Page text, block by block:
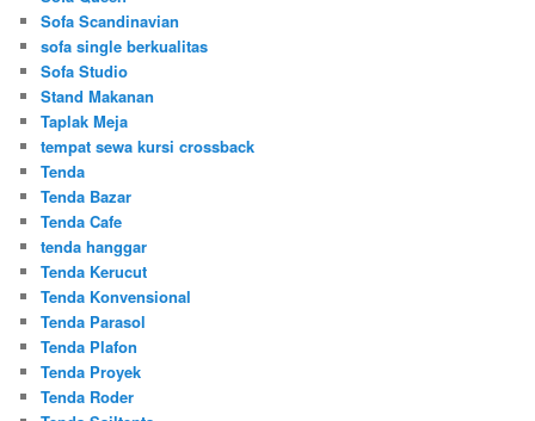
Sofa Scandinavian
sofa single berkualitas
Sofa Studio
Stand Makanan
Taplak Meja
tempat sewa kursi crossback
Tenda
Tenda Bazar
Tenda Cafe
tenda hanggar
Tenda Kerucut
Tenda Konvensional
Tenda Parasol
Tenda Plafon
Tenda Proyek
Tenda Roder